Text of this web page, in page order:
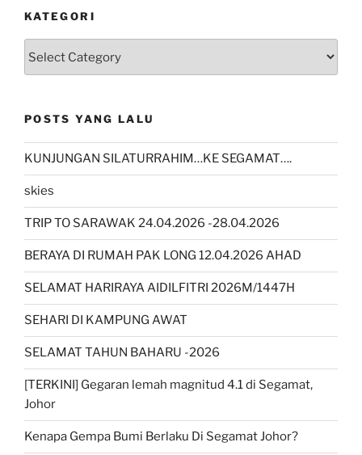
KATEGORI
POSTS YANG LALU
KUNJUNGAN SILATURRAHIM…KE SEGAMAT….
skies
TRIP TO SARAWAK 24.04.2026 -28.04.2026
BERAYA DI RUMAH PAK LONG 12.04.2026 AHAD
SELAMAT HARIRAYA AIDILFITRI 2026M/1447H
SEHARI DI KAMPUNG AWAT
SELAMAT TAHUN BAHARU -2026
[TERKINI] Gegaran lemah magnitud 4.1 di Segamat,
Johor
Kenapa Gempa Bumi Berlaku Di Segamat Johor?